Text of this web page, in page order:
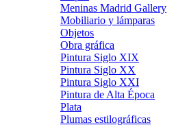
Meninas Madrid Gallery
Mobiliario y lámparas
Objetos
Obra gráfica
Pintura Siglo XIX
Pintura Siglo XX
Pintura Siglo XXI
Pintura de Alta Época
Plata
Plumas estilográficas